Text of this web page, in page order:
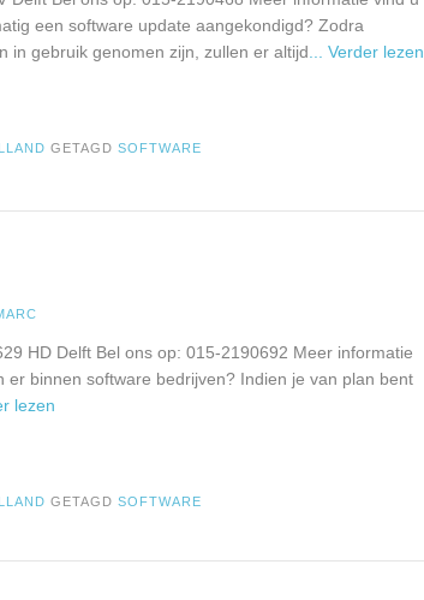
een software update aangekondigd? Zodra
in gebruik genomen zijn, zullen er altijd ... Verder lezen
GETAGDSOFTWARE
HD Delft Bel ons op: 015-2190692 Meer informatie
binnen software bedrijven? Indien je van plan bent
lezen
GETAGDSOFTWARE